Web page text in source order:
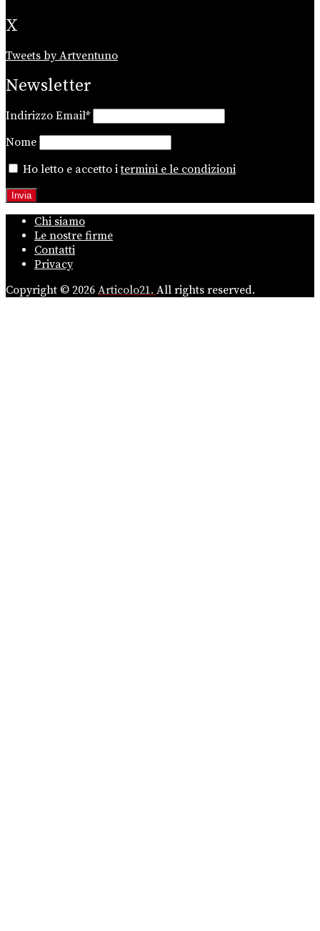
X
Tweets by Artventuno
Newsletter
Indirizzo Email*
Nome
Ho letto e accetto itermini e le condizioni
Chi siamo
Le nostre firme
Contatti
Privacy
Copyright © 2026 Articolo21. All rights reserved.